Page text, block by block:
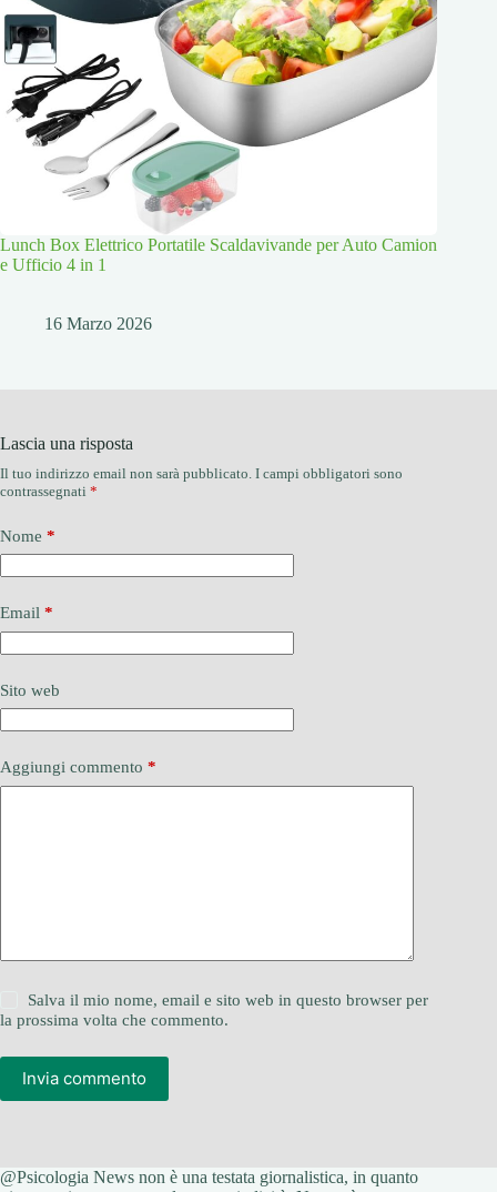
Lunch Box Elettrico Portatile Scaldavivande per Auto Camion
e Ufficio 4 in 1
16 Marzo 2026
Lascia una risposta
Il tuo indirizzo email non sarà pubblicato. I campi obbligatori sono
contrassegnati *
Nome *
Email *
Sito web
Aggiungi commento *
Salva il mio nome, email e sito web in questo browser per
la prossima volta che commento.
Invia commento
@Psicologia News non è una testata giornalistica, in quanto